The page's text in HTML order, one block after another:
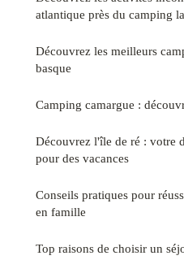
atlantique près du camping
Découvrez les meilleurs
basque
Camping camargue :
Découvrez l'île de ré : votre
pour des vacances
Conseils pratiques pour
en famille
Top raisons de choisir un